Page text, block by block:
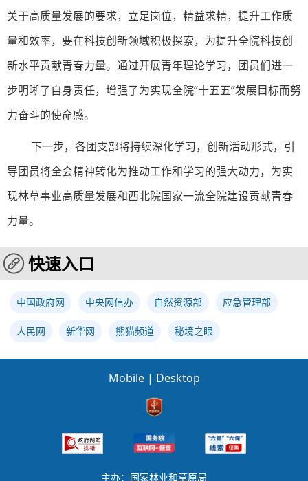
关于高质量发展的要求，立足岗位，精益求精，提升工作质
量和效率，要在科技创新领域积极探索，为提升全院科技创
新水平贡献青春力量。通过开展青年理论学习，团员们进一
步明晰了自身责任，增强了为实现全院“十五五”发展目标而努
力奋斗的使命感。
下一步，各团支部将持续深化学习，创新活动形式，引
导团员将全会精神转化为推动工作和学习的强大动力，为实
现林草事业高质量发展和西北院国家一流全院建设贡献青春
力量。
快速入口
中国政府网 中央网信办 自然资源部 应急管理部
人民网 新华网 熊猫频道 秘境之眼
Mobile | Desktop
主办：国家林业和草原局